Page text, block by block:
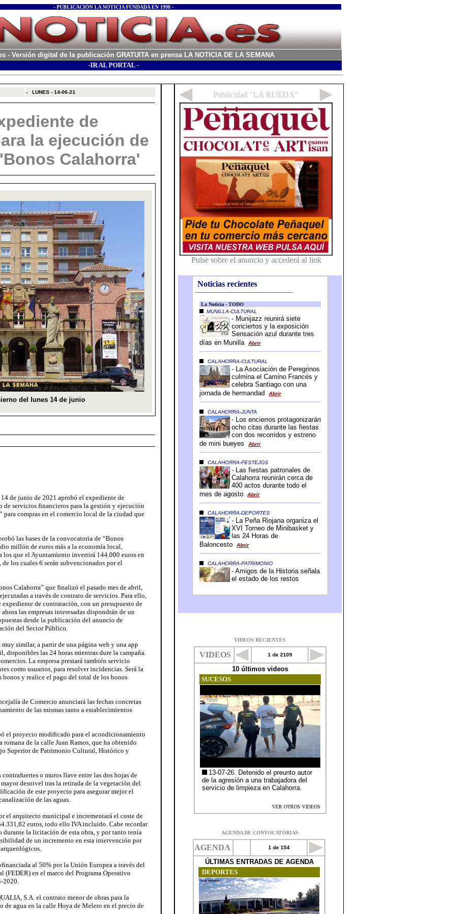
- PUBLICACIÓN LA NOTICIA FUNDADA EN 1998 -
- Versión digital de la publicación GRATUITA en prensa LA NOTICIA DE LA SEMANA
-IR AL PORTAL -
- LUNES - 14-06-21
de
la ejecución de
Calahorra'
de junio de 2021 aprobó el expediente de
de servicios financieros para la gestión y ejecución
para compras en el comercio local de la ciudad que
las bases de la convocatoria de “Bonos
millón de euros más a la economía local,
los que el Ayuntamiento invertirá 144.000 euros en
los cuales 6 serán subvencionados por el
Calahorra” que finalizó el pasado mes de abril,
a través de contrato de servicios. Para ello,
de contratación, con un presupuesto de
las empresas interesadas dispondrán de un
desde la publicación del anuncio de
del Sector Público.
similar, a partir de una página web y una app
disponibles las 24 horas mientras dure la campaña.
La empresa prestará también servicio
como usuarios, para resolver incidencias. Será la
bonos y realice el pago del total de los bonos
de Comercio anunciará las fechas concretas
de las mismas tanto a establecimientos
el proyecto modificado para el acondicionamiento
de la calle Juan Ramos, que ha obtenido
Superior de Patrimonio Cultural, Histórico y
o muros llave entre las dos hojas de
desnivel tras la retirada de la vegetación del
de este proyecto para asegurar mejor el
de las aguas.
el arquitecto municipal e incrementará el coste de
euros, todo ello IVA incluido. Cabe recordar
la licitación de esta obra, y por tanto tenía
de un incremento en esta intervención por
al 50% por la Unión Europea a través del
(FEDER) en el marco del Programa Operativo
2020.
S.A. el contrato menor de obras para la
de agua en la calle Hoya de Melero en el precio de
Noticias recientes
-----------------------------------------------------------------
VIDEOS RECIENTES
AGENDA DE CONVOCATORIAS